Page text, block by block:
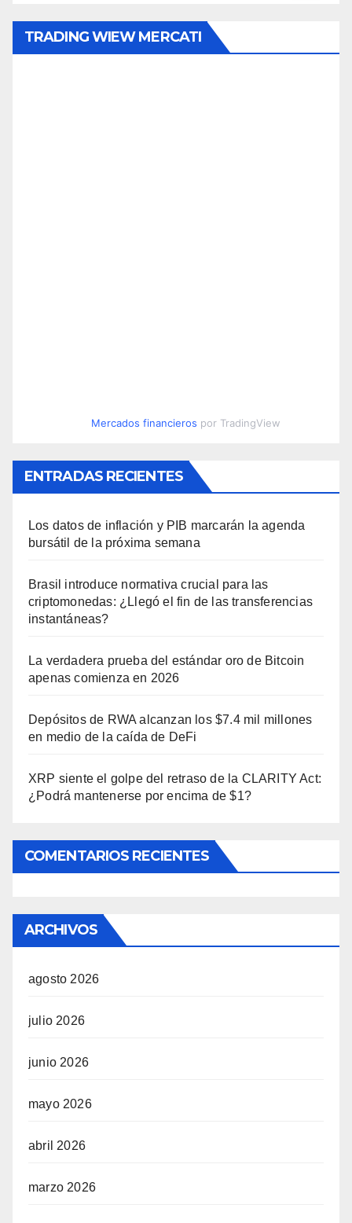
TRADING WIEW MERCATI
Mercados financieros por TradingView
ENTRADAS RECIENTES
Los datos de inflación y PIB marcarán la agenda
bursátil de la próxima semana
Brasil introduce normativa crucial para las
criptomonedas: ¿Llegó el fin de las transferencias
instantáneas?
La verdadera prueba del estándar oro de Bitcoin
apenas comienza en 2026
Depósitos de RWA alcanzan los $7.4 mil millones
en medio de la caída de DeFi
XRP siente el golpe del retraso de la CLARITY Act:
¿Podrá mantenerse por encima de $1?
COMENTARIOS RECIENTES
ARCHIVOS
agosto 2026
julio 2026
junio 2026
mayo 2026
abril 2026
marzo 2026